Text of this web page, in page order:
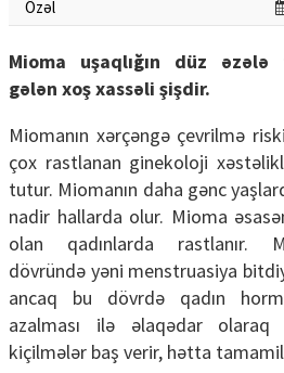
Özəl
Mioma uşaqlığın düz əzələ
gələn xoş xassəli şişdir.
Miomanın xərçəngə çevrilmə
çox rastlanan ginekoloji
tutur. Miomanın daha gənc
nadir hallarda olur. Mioma
olan qadınlarda rastlanır.
dövründə yəni menstruasiya
ancaq bu dövrdə qadın
azalması ilə əlaqədar olaraq
kiçilmələr baş verir, hətta